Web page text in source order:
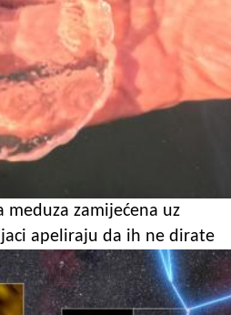
meduza zamijećena uz
apeliraju da ih ne dirate